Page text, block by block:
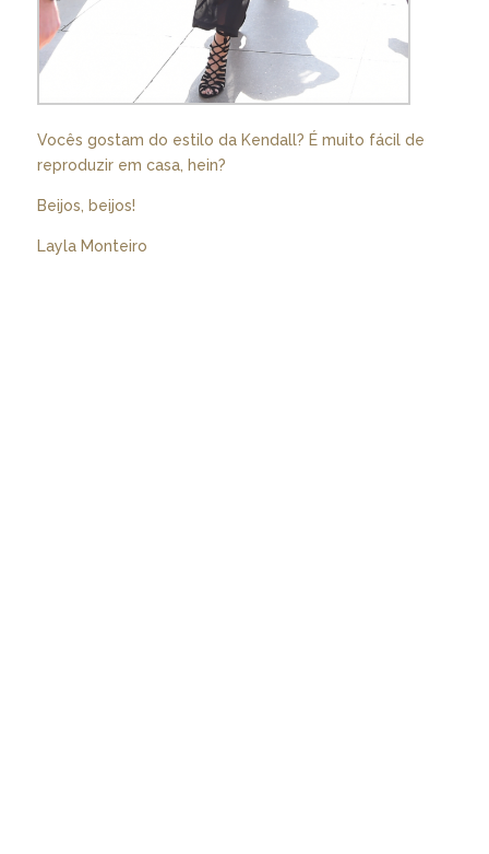
Vocês gostam do estilo da Kendall? É muito fácil de
reproduzir em casa, hein?
Beijos, beijos!
Layla Monteiro